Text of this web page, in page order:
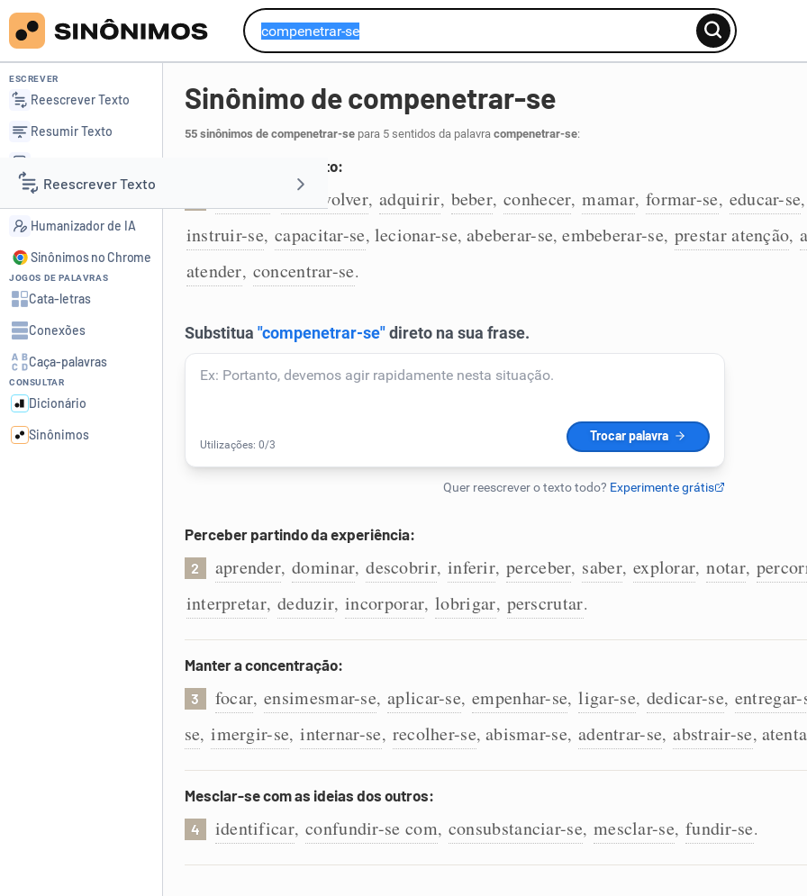
Reescrever Texto
Resumir Texto
Corrigir Texto
Detector de IA
Humanizador de IA
ESCREVER
Reescrever Texto
Resumir Texto
Detector de IA
Humanizador de IA
Sinônimos no Chrome
JOGOS DE PALAVRAS
Cata-letras
Conexões
Caça-palavras
CONSULTAR
Dicionário
Sinônimos
Sinônimo de compenetrar-se
55 sinônimos de compenetrar-separa 5 sentidos da palavra compenetrar-se:
Adquirir conhecimento:
desenvolver, adquirir, beber, conhecer, mamar, formar-se, educar-se,
instruir-se, capacitar-se, lecionar-se, abeberar-se,embeberar-se, prestar atenção,
atender, concentrar-se.
Perceber partindo da experiência:
2 aprender, dominar, descobrir, inferir, perceber, saber, explorar, notar,
interpretar, deduzir, incorporar, lobrigar, perscrutar.
Manter a concentração:
3 focar, ensimesmar-se, aplicar-se, empenhar-se, ligar-se, dedicar-se, entregar-
se, imergir-se, internar-se, recolher-se, abismar-se, adentrar-se, abstrair-se,
Mesclar-se com as ideias dos outros:
4 identificar, confundir-se com, consubstanciar-se, mesclar-se, fundir-se.